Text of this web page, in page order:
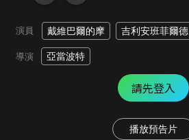
演員 戴維巴爾的摩 吉利安班菲爾德
導演 亞當波特
請先登入
播放預告片